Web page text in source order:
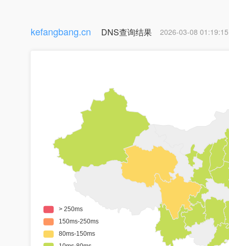
kefangbang.cn DNS查询结果 2026-03-08 01:19:15